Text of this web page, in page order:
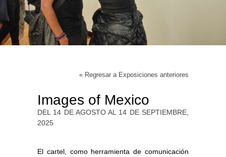
« Regresar a Exposiciones anteriores
Images of Mexico
DEL 14 DE AGOSTO AL 14 DE SEPTIEMBRE,
2025
El cartel, como herramienta de comunicación